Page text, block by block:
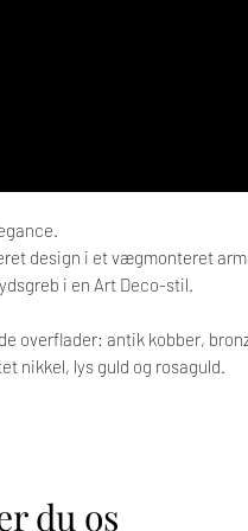
design i et vægmonteret
i en Art Deco-stil.
overflader: antik kobber,
nikkel, lys guld og rosaguld.
du os